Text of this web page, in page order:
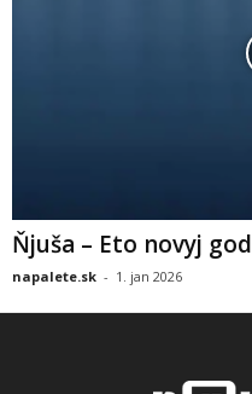
Ňjuša – Eto novyj god
napalete.sk - 1. jan 2026